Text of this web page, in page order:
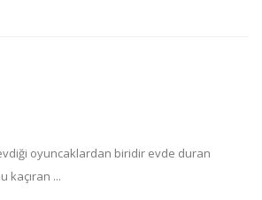
oyuncaklardan biridir evde duran
kaçıran ...